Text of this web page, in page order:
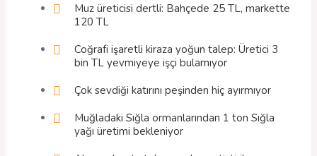
Muz üreticisi dertli: Bahçede 25 TL, markette
120 TL
Coğrafi işaretli kiraza yoğun talep: Üretici 3
bin TL yevmiyeye işçi bulamıyor
Çok sevdiği katırını peşinden hiç ayırmıyor
Muğladaki Sığla ormanlarından 1 ton Sığla
yağı üretimi bekleniyor